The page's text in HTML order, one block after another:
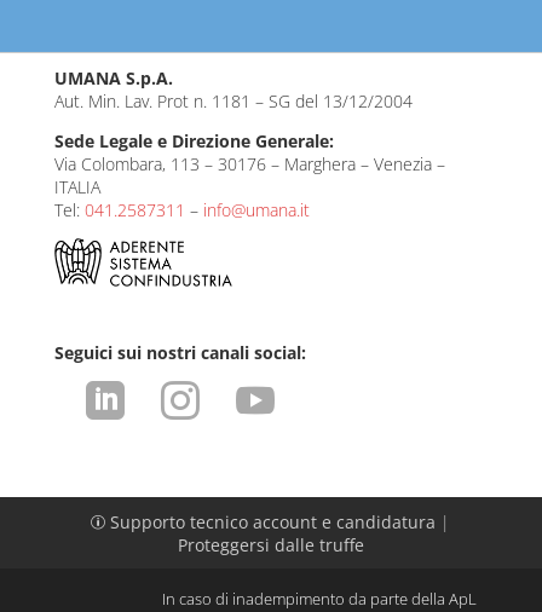
UMANA S.p.A.
Aut. Min. Lav. Prot n. 1181 – SG del 13/12/2004
Sede Legale e Direzione Generale:
Via Colombara, 113 – 30176 – Marghera – Venezia –
ITALIA
Tel: 041.2587311 – info@umana.it
Seguici sui nostri canali social:
  
p Supporto tecnico account e candidatura |
Proteggersi dalle truffe
In caso di inadempimento da parte della ApL